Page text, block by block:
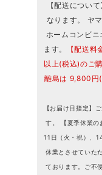
【配送につい
なります。 ヤ
ホームコンビニ
ます。
【配送
以上(税込)のご
離島は 9,800円(
【お届け日指定】
す。 【夏季休業の
11日（火・祝）、
休業とさせていた
ております。ご不